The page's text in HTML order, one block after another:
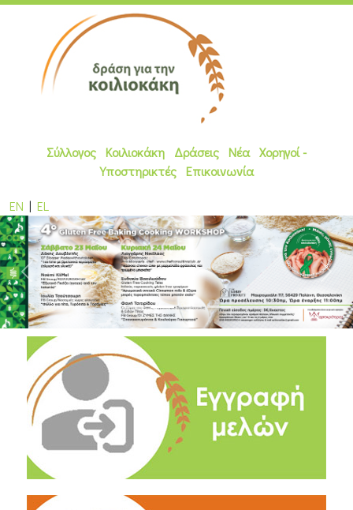
Σύλλογος Κοιλιοκάκη Δράσεις Νέα Χορηγοί -
Υποστηρικτές Επικοινωνία
EN | EL
Previous Next